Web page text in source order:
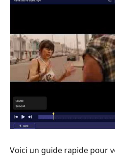
Voici un guide rapide pour